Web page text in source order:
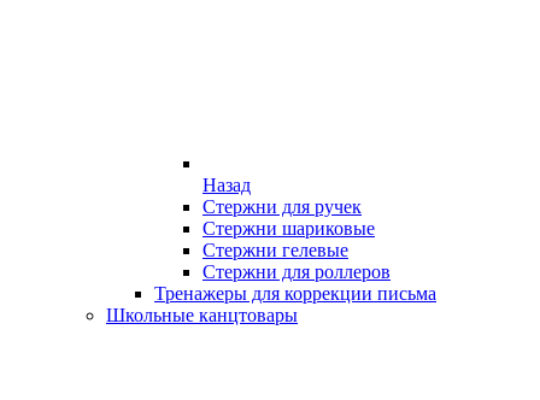
Назад
Стержни для ручек
Стержни шариковые
Стержни гелевые
Стержни для роллеров
Тренажеры для коррекции письма
Школьные канцтовары